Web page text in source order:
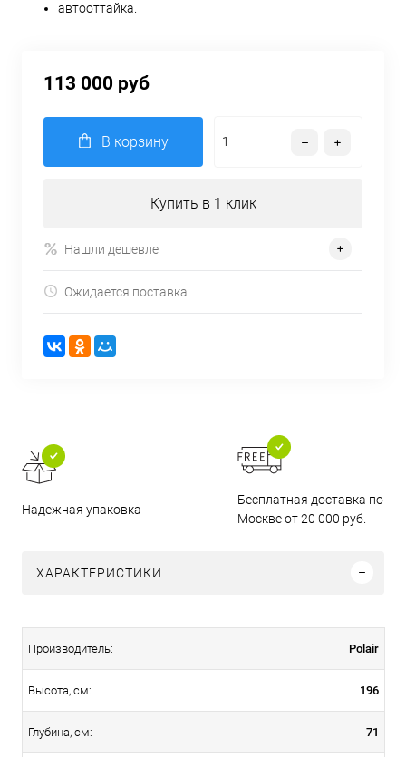
автооттайка.
113 000 руб
В корзину
Купить в 1 клик
Нашли дешевле
Ожидается поставка
Надежная упаковка
Бесплатная доставка по
Москве от 20 000 руб.
ХАРАКТЕРИСТИКИ
Производитель: Polair
Высота, см: 196
Глубина, см: 71